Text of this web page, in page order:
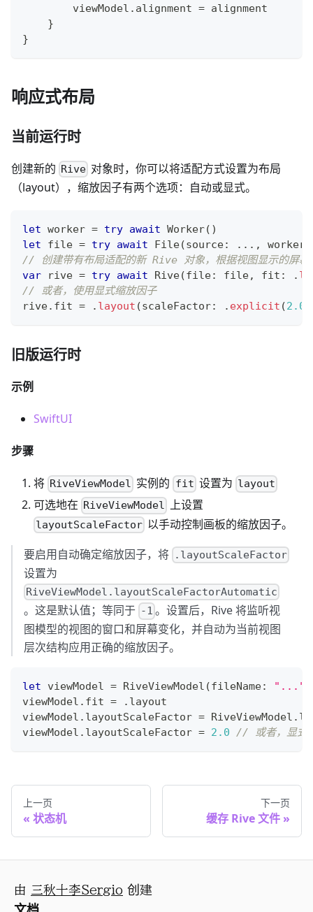
        viewModel
. alignment = alignment
}
}
响应式布局
当前运行时
创建新的 Rive 对象时，你可以将适配方式设置为布局
（layout），缩放因子有两个选项：自动或显式。
let worker = try await Worker( )
let file = try await File(source: ... , worker
// 创建带有布局适配的新 Rive 对象，根据视图显示的屏幕
var rive = try await Rive(file: file, fit : .
// 或者，使用显式缩放因子
rive. fit = . layout (scaleFactor: . explicit (2.0
旧版运行时
示例
SwiftUI
步骤
将 RiveViewModel 实例的 fit 设置为 layout
可选地在 RiveViewModel 上设置
layoutScaleFactor 以手动控制画板的缩放因子。
要启用自动确定缩放因子，将 .layoutScaleFactor
设置为
RiveViewModel.layoutScaleFactorAutomatic
。这是默认值；等同于 -1 。设置后，Rive 将监听视
图模型的视图的窗口和屏幕变化，并自动为当前视图
层次结构应用正确的缩放因子。
let viewModel = RiveViewModel (fileName: "..."
viewModel . fit = . layout
viewModel . layoutScaleFactor = RiveViewModel .
viewModel . layoutScaleFactor = 2.0 // 或者，显式
上一页
状态机
下一页
缓存 Rive 文件
由 三秋十李Sergio 创建